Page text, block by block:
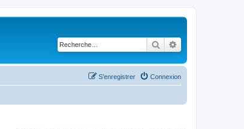
Rechercher
Connexion
S’enregistrer